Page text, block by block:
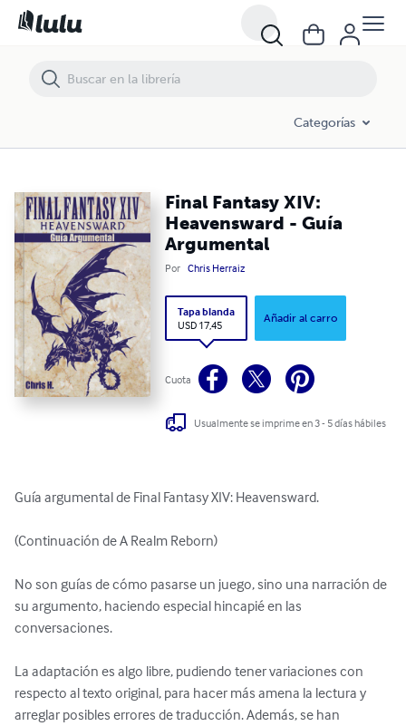
Categorías
Final Fantasy XIV:
Heavensward - Guía
Argumental
Por Chris Herraiz
Tapa blanda
USD 17,45
Añadir al carro
Cuota
Usualmente se imprime en 3 - 5 días hábiles
Guía argumental de Final Fantasy XIV: Heavensward.
(Continuación de A Realm Reborn)
No son guías de cómo pasarse un juego, sino una narración de
su argumento, haciendo especial hincapié en las
conversaciones.
La adaptación es algo libre, pudiendo tener variaciones con
respecto al texto original, para hacer más amena la lectura y
arreglar posibles errores de traducción. Además, se han
Final Fantasy XIV: Heavensward - Guía Argumental